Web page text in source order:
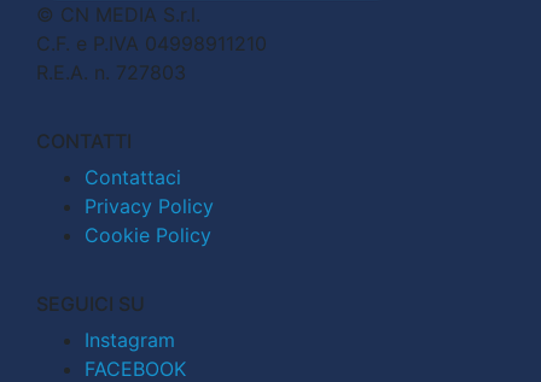
© CN MEDIA S.r.l.
C.F. e P.IVA 04998911210
R.E.A. n. 727803
CONTATTI
Contattaci
Privacy Policy
Cookie Policy
SEGUICI SU
Instagram
FACEBOOK